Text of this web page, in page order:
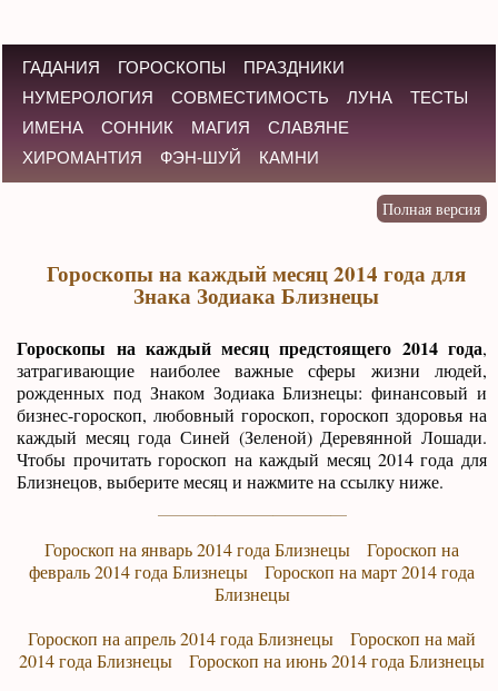
ГАДАНИЯ ГОРОСКОПЫ
ПРАЗДНИКИ
НУМЕРОЛОГИЯ
СОВМЕСТИМОСТЬ ЛУНА
ТЕСТЫ
ИМЕНА
СОННИК МАГИЯ
СЛАВЯНЕ
ХИРОМАНТИЯ
ФЭН-ШУЙ КАМНИ
Гороскопы на каждый месяц 2014 года для
Знака Зодиака Близнецы
Гороскопы на каждый месяц предстоящего 2014 года,
затрагивающие наиболее важные сферы жизни людей,
рожденных под Знаком Зодиака Близнецы: финансовый и
бизнес-гороскоп, любовный гороскоп, гороскоп здоровья на
каждый месяц года Синей (Зеленой) Деревянной Лошади.
Чтобы прочитать гороскоп на каждый месяц 2014 года для
Близнецов, выберите месяц и нажмите на ссылку ниже.
Гороскоп на январь 2014 года Близнецы
Гороскоп на
февраль 2014 года Близнецы
Гороскоп на март 2014 года
Близнецы
Гороскоп на апрель 2014 года Близнецы
Гороскоп на май
2014 года Близнецы
Гороскоп на июнь 2014 года Близнецы